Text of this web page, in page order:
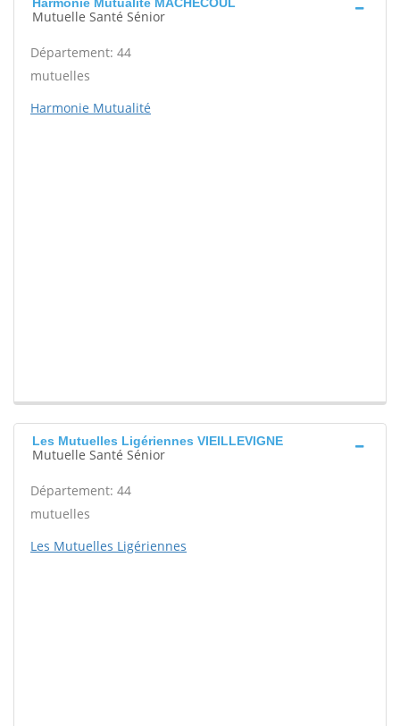
Harmonie Mutualité MACHECOUL
Mutuelle Santé Sénior
Département: 44
mutuelles
Harmonie Mutualité
Les Mutuelles Ligériennes VIEILLEVIGNE
Mutuelle Santé Sénior
Département: 44
mutuelles
Les Mutuelles Ligériennes